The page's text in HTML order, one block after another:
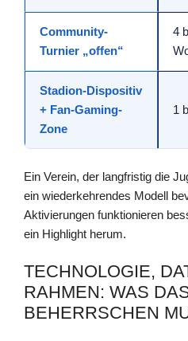
Community-
Turnier „offen“
4
Stadion-Dispositiv
+ Fan-Gaming-
Zone
1
Ein Verein, der langfristig die
ein wiederkehrendes Modell
Aktivierungen funktionieren
ein Highlight herum.
TECHNOLOGIE,
RAHMEN: WAS
BEHERRSCHEN